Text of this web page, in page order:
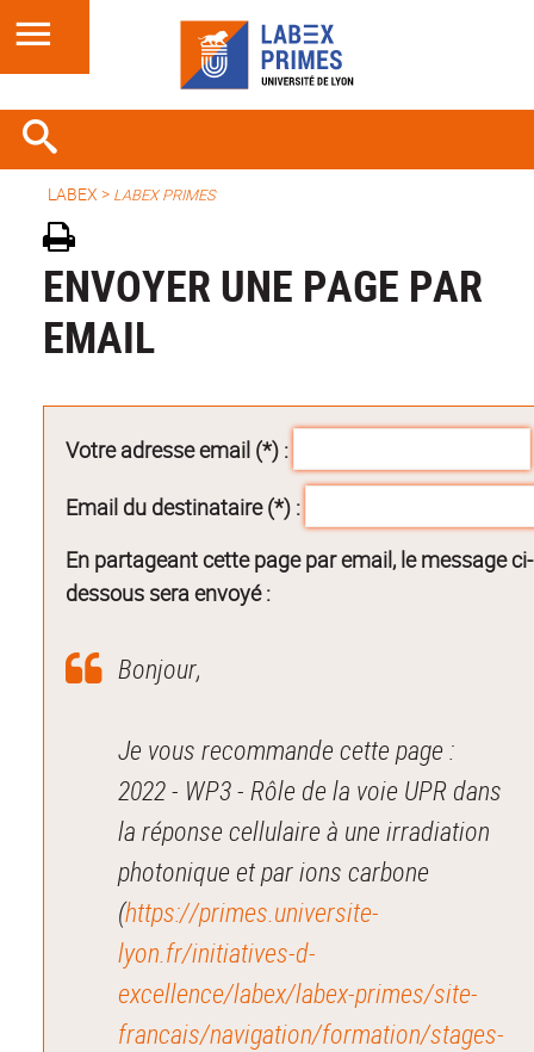
LABEX > LABEX PRIMES
ENVOYER UNE PAGE PAR
EMAIL
Votre adresse email (*) :
Email du destinataire (*) :
En partageant cette page par email, le message ci-
dessous sera envoyé :
Bonjour,
Je vous recommande cette page :
2022 - WP3 - Rôle de la voie UPR dans
la réponse cellulaire à une irradiation
photonique et par ions carbone
(https://primes.universite-
lyon.fr/initiatives-d-
excellence/labex/labex-primes/site-
francais/navigation/formation/stages-